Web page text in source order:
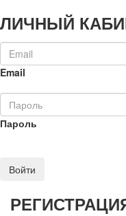
ЛИЧНЫЙ
Email
Пароль
Войти